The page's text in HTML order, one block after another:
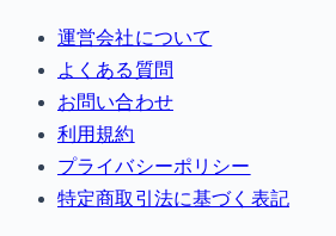
運営会社について
よくある質問
お問い合わせ
利用規約
プライバシーポリシー
特定商取引法に基づく表記